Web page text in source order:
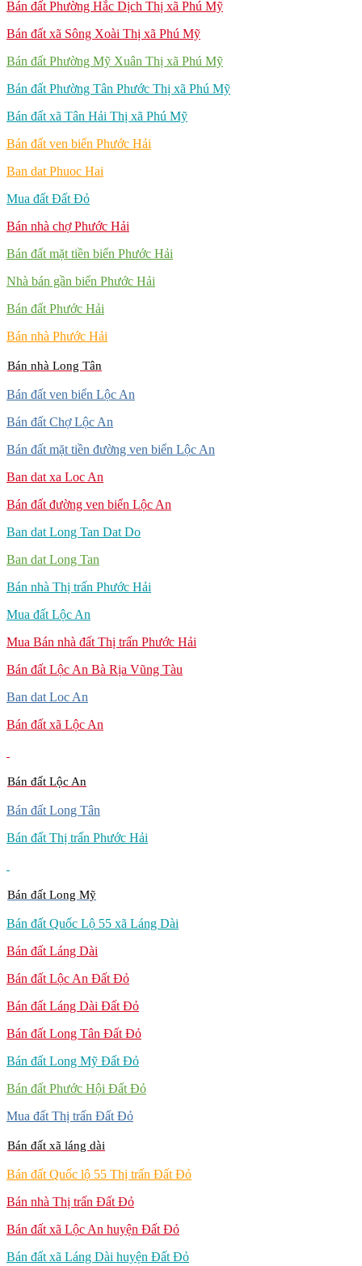
Bán đất Phường Hắc Dịch Thị xã Phú Mỹ
Bán đất xã Sông Xoài Thị xã Phú Mỹ
Bán đất Phường Mỹ Xuân Thị xã Phú Mỹ
Bán đất Phường Tân Phước Thị xã Phú Mỹ
Bán đất xã Tân Hải Thị xã Phú Mỹ
Bán đất ven biển Phước Hải
Ban dat Phuoc Hai
Mua đất Đất Đỏ
Bán nhà chợ Phước Hải
Bán đất mặt tiền biển Phước Hải
Nhà bán gần biển Phước Hải
Bán đất Phước Hải
Bán nhà Phước Hải
Bán nhà Long Tân
Bán đất ven biển Lộc An
Bán đất Chợ Lộc An
Bán đất mặt tiền đường ven biển Lộc An
Ban dat xa Loc An
Bán đất đường ven biển Lộc An
Ban dat Long Tan Dat Do
Ban dat Long Tan
Bán nhà Thị trấn Phước Hải
Mua đất Lộc An
Mua Bán nhà đất Thị trấn Phước Hải
Bán đất Lộc An Bà Rịa Vũng Tàu
Ban dat Loc An
Bán đất xã Lộc An
Bán đất Lộc An
Bán đất Long Tân
Bán đất Thị trấn Phước Hải
Bán đất Long Mỹ
Bán đất Quốc Lộ 55 xã Láng Dài
Bán đất Láng Dài
Bán đất Lộc An Đất Đỏ
Bán đất Láng Dài Đất Đỏ
Bán đất Long Tân Đất Đỏ
Bán đất Long Mỹ Đất Đỏ
Bán đất Phước Hội Đất Đỏ
Mua đất Thị trấn Đất Đỏ
Bán đất xã láng dài
Bán đất Quốc lộ 55 Thị trấn Đất Đỏ
Bán nhà Thị trấn Đất Đỏ
Bán đất xã Lộc An huyện Đất Đỏ
Bán đất xã Láng Dài huyện Đất Đỏ